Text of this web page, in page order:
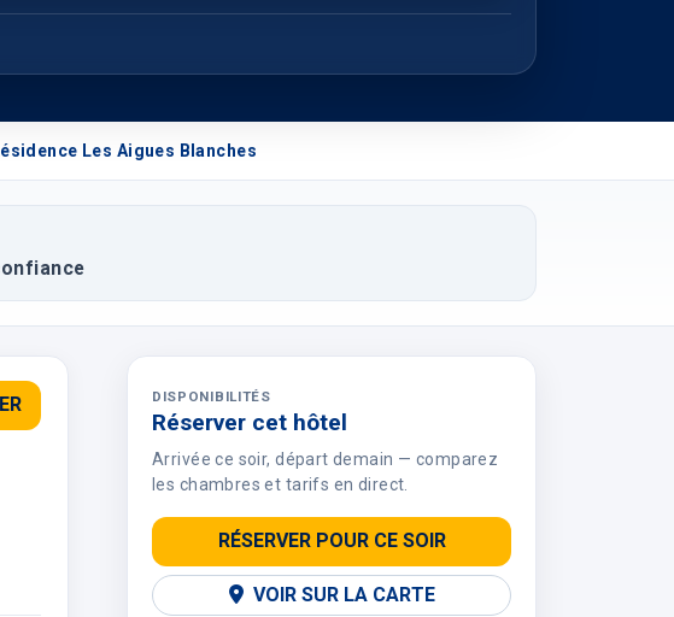
Les Aigues Blanches
DISPONIBILITÉS
Réserver cet hôtel
Arrivée ce soir, départ demain — comparez
les chambres et tarifs en direct.
RÉSERVER POUR CE SOIR
VOIR SUR LA CARTE